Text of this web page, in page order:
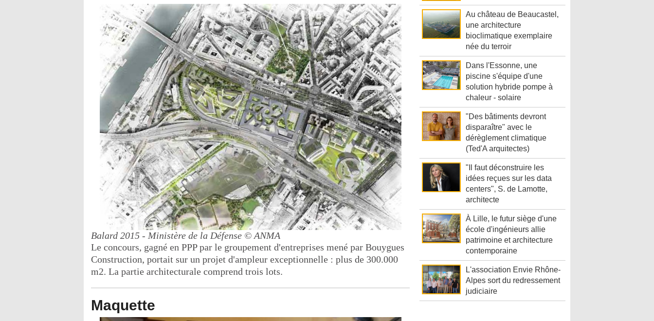
Balard 2015 - Ministère de la Défense © ANMA
Le concours, gagné en PPP par le groupement d'entreprises mené par Bouygues
Construction, portait sur un projet d'ampleur exceptionnelle : plus de 300.000
m2. La partie architecturale comprend trois lots.
Maquette
Au château de Beaucastel,
une architecture
bioclimatique exemplaire
née du terroir
Dans l'Essonne, une
piscine s'équipe d'une
solution hybride pompe à
chaleur - solaire
"Des bâtiments devront
disparaître" avec le
dérèglement climatique
(Ted'A arquitectes)
"Il faut déconstruire les
idées reçues sur les data
centers", S. de Lamotte,
architecte
À Lille, le futur siège d'une
école d'ingénieurs allie
patrimoine et architecture
contemporaine
L'association Envie Rhône-
Alpes sort du redressement
judiciaire